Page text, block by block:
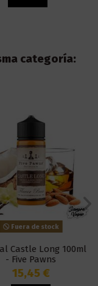
categoría:
Fuera de stock
Castle Long 100ml
- Five Pawns
15,45 €